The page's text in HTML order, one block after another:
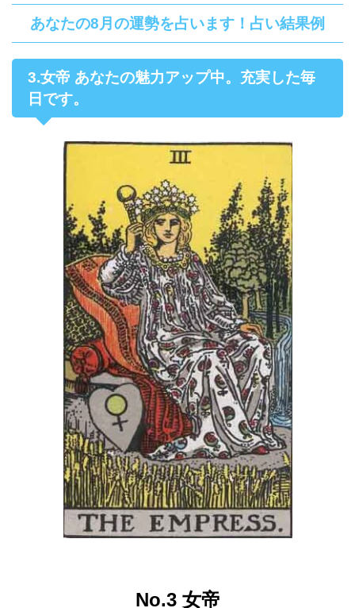
あなたの8月の運勢を占います！占い結果例
3.女帝 あなたの魅力アップ中。充実した毎
日です。
No.3 女帝